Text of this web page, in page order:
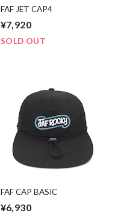
FAF JET CAP4
¥7,920
SOLD OUT
FAF CAP BASIC
¥6,930